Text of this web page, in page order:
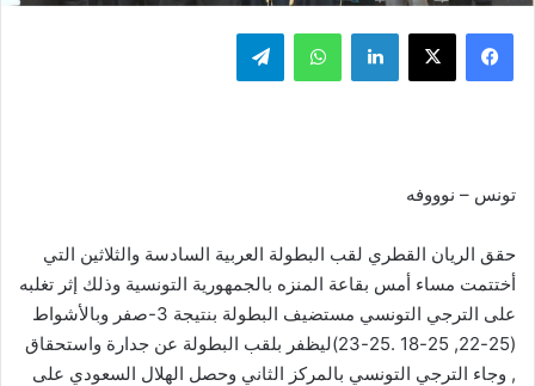
فيسبوك ‫X لينكدإن واتساب تيلقرام
تونس – نوووفه
حقق الريان القطري لقب البطولة العربية السادسة والثلاثين التي
أختتمت مساء أمس بقاعة المنزه بالجمهورية التونسية وذلك إثر تغلبه
على الترجي التونسي مستضيف البطولة بنتيجة 3-صفر وبالأشواط
(25-22, 25-18 .25-23)ليظفر بلقب البطولة عن جدارة واستحقاق
, وجاء الترجي التونسي بالمركز الثاني وحصل الهلال السعودي على